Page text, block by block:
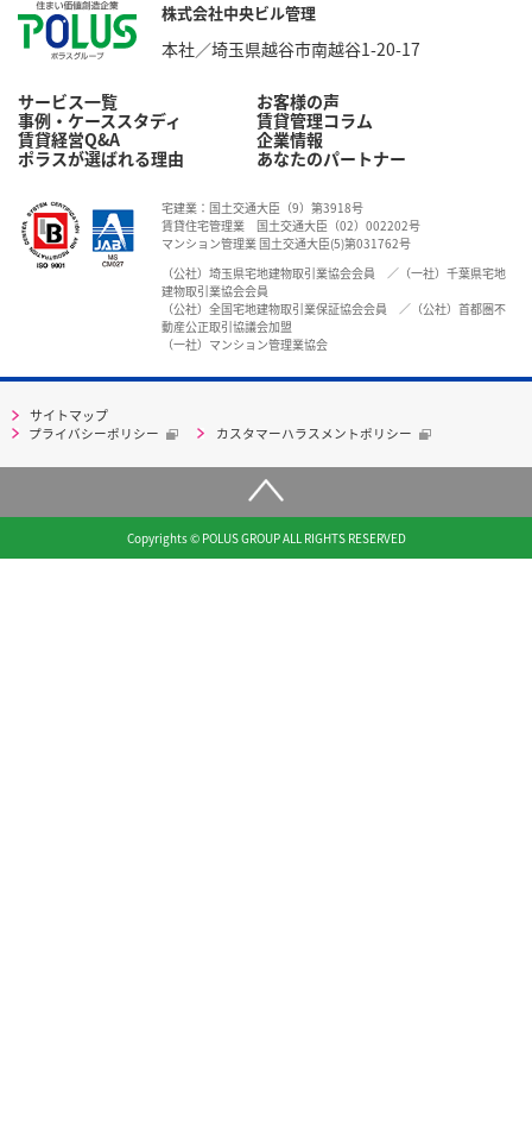
株式会社中央ビル管理
本社／埼玉県越谷市南越谷1-20-17
サービス一覧
事例・ケーススタディ
賃貸経営Q&A
ポラスが選ばれる理由
お客様の声
賃貸管理コラム
企業情報
あなたのパートナー
宅建業：国土交通大臣（9）第3918号
賃貸住宅管理業 国土交通大臣（02）002202号
マンション管理業 国土交通大臣(5)第031762号
（公社）埼玉県宅地建物取引業協会会員 ／（一社）千葉県宅地
建物取引業協会会員
（公社）全国宅地建物取引業保証協会会員 ／（公社）首都圏不
動産公正取引協議会加盟
（一社）マンション管理業協会
サイトマップ
プライバシーポリシー カスタマーハラスメントポリシー
Copyrights © POLUS GROUP ALL RIGHTS RESERVED